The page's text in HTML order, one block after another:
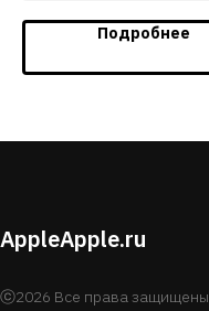
Подробнее
AppleApple.ru
ⓒ2026 Все права защищены